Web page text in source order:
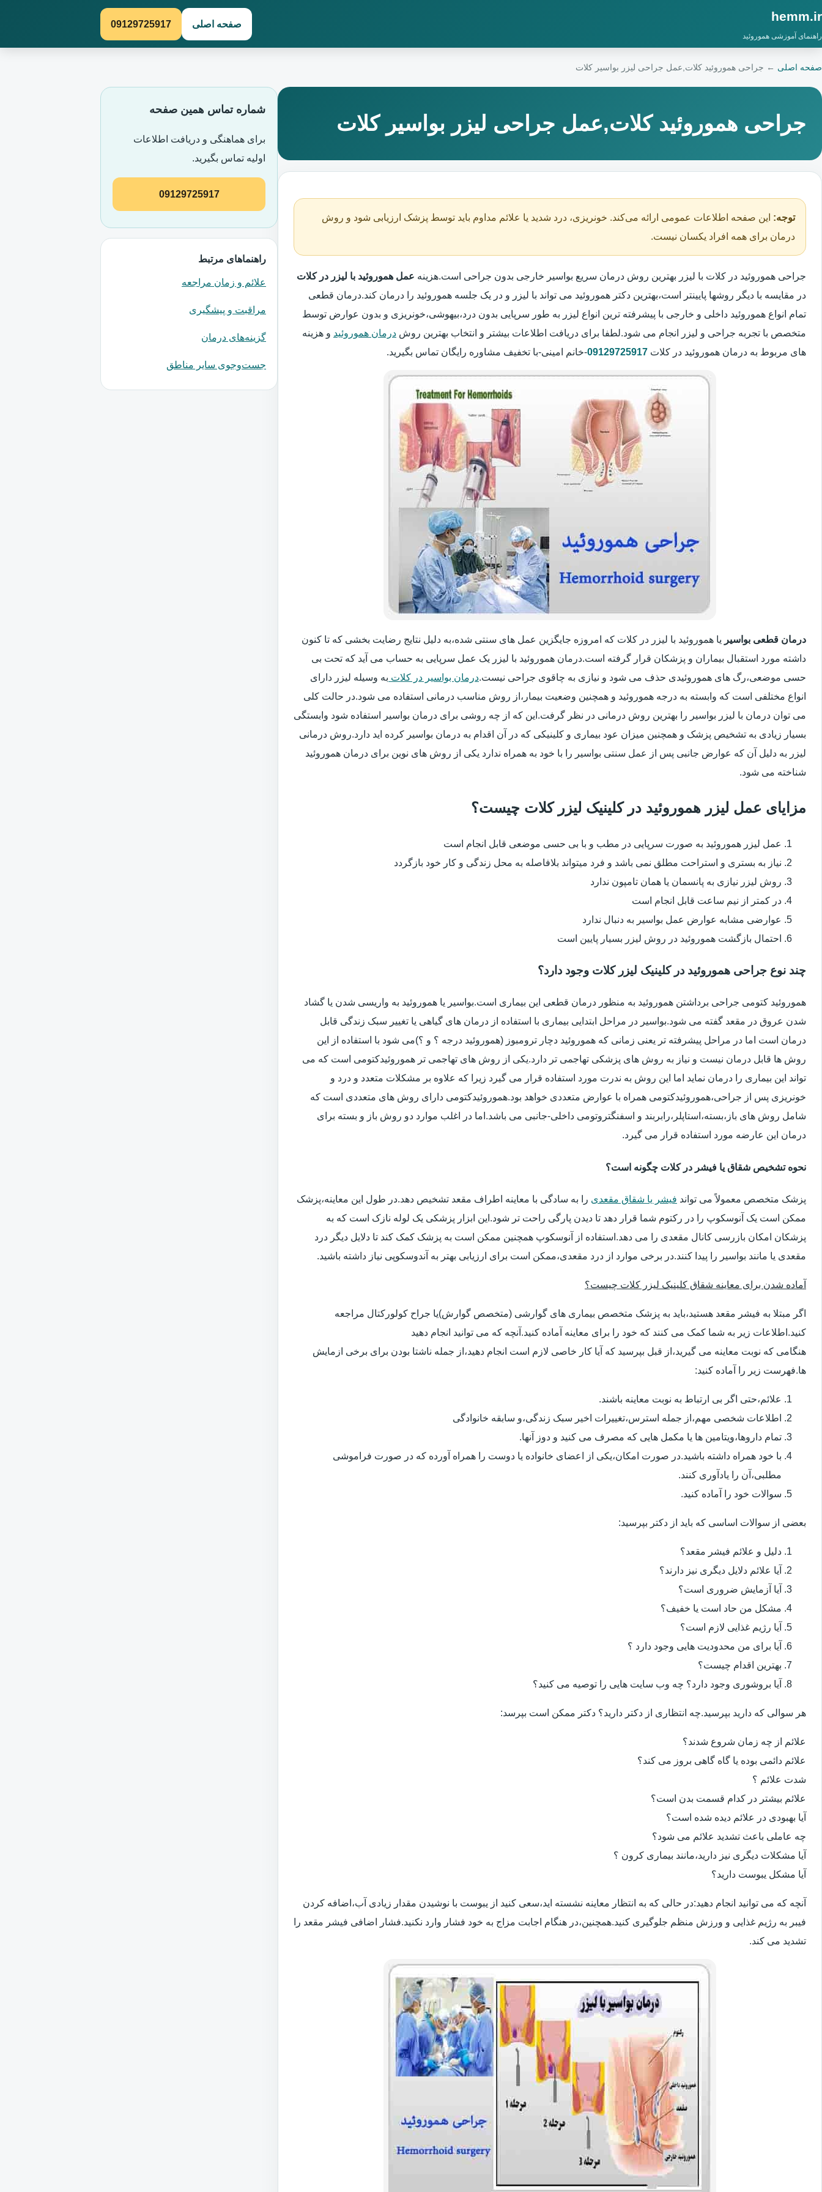
hemm.ir
راهنمای آموزشی هموروئید
صفحه اصلی 09129725917
صفحه اصلی ← جراحی هموروئید کلات,عمل جراحی لیزر بواسیر کلات
جراحی هموروئید کلات,عمل جراحی لیزر بواسیر کلات
توجه: این صفحه اطلاعات عمومی ارائه می‌کند. خونریزی، درد شدید یا علائم مداوم باید توسط پزشک ارزیابی شود و روش
درمان برای همه افراد یکسان نیست.
جراحی هموروئید در کلات با لیزر بهترین روش درمان سریع بواسیر خارجی بدون جراحی است.هزینه عمل هموروئید با لیزر در کلات
در مقایسه با دیگر روشها پایینتر است،بهترین دکتر هموروئید می تواند با لیزر و در یک جلسه هموروئید را درمان کند.درمان قطعی
تمام انواع هموروئید داخلی و خارجی با پیشرفته ترین انواع لیزر به طور سرپایی بدون درد،بیهوشی،خونریزی و بدون عوارض توسط
متخصص با تجربه جراحی و لیزر انجام می شود.لطفا برای دریافت اطلاعات بیشتر و انتخاب بهترین روش درمان هموروئید و هزینه
های مربوط به درمان هموروئید در کلات 09129725917-خانم امینی-با تخفیف مشاوره رایگان تماس بگیرید.
درمان قطعی بواسیر یا هموروئید با لیزر در کلات که امروزه جایگزین عمل های سنتی شده،به دلیل نتایج رضایت بخشی که تا کنون
داشته مورد استقبال بیماران و پزشکان قرار گرفته است.درمان هموروئید با لیزر یک عمل سرپایی به حساب می آید که تحت بی
حسی موضعی،رگ های هموروئیدی حذف می شود و نیازی به چاقوی جراحی نیست.درمان بواسیر در کلات به وسیله لیزر دارای
انواع مختلفی است که وابسته به درجه هموروئید و همچنین وضعیت بیمار،از روش مناسب درمانی استفاده می شود.در حالت کلی
می توان درمان با لیزر بواسیر را بهترین روش درمانی در نظر گرفت.این که از چه روشی برای درمان بواسیر استفاده شود وابستگی
بسیار زیادی به تشخیص پزشک و همچنین میزان عود بیماری و کلینیکی که در آن اقدام به درمان بواسیر کرده اید دارد.روش درمانی
لیزر به دلیل آن که عوارض جانبی پس از عمل سنتی بواسیر را با خود به همراه ندارد یکی از روش های نوین برای درمان هموروئید
شناخته می شود.
مزایای عمل لیزر هموروئید در کلینیک لیزر کلات چیست؟
عمل لیزر هموروئید به صورت سرپایی در مطب و با بی حسی موضعی قابل انجام است
نیاز به بستری و استراحت مطلق نمی باشد و فرد میتواند بلافاصله به محل زندگی و کار خود بازگردد
روش لیزر نیازی به پانسمان یا همان تامپون ندارد
در کمتر از نیم ساعت قابل انجام است
عوارضی مشابه عوارض عمل بواسیر به دنبال ندارد
احتمال بازگشت هموروئید در روش لیزر بسیار پایین است
چند نوع جراحی هموروئید در کلینیک لیزر کلات وجود دارد؟
هموروئید کتومی جراحی برداشتن هموروئید به منظور درمان قطعی این بیماری است.بواسیر یا هموروئید به واریسی شدن یا گشاد
شدن عروق در مقعد گفته می شود.بواسیر در مراحل ابتدایی بیماری با استفاده از درمان های گیاهی یا تغییر سبک زندگی قابل
درمان است اما در مراحل پیشرفته تر یعنی زمانی که هموروئید دچار ترومبوز (هموروئید درجه ؟ و ؟)می شود با استفاده از این
روش ها قابل درمان نیست و نیاز به روش های پزشکی تهاجمی تر دارد.یکی از روش های تهاجمی تر هموروئیدکتومی است که می
تواند این بیماری را درمان نماید اما این روش به ندرت مورد استفاده قرار می گیرد زیرا که علاوه بر مشکلات متعدد و درد و
خونریزی پس از جراحی،هموروئیدکتومی همراه با عوارض متعددی خواهد بود.هموروئیدکتومی دارای روش های متعددی است که
شامل روش های باز،بسته،استاپلر،رابربند و اسفنگتروتومی داخلی-جانبی می باشد.اما در اغلب موارد دو روش باز و بسته برای
درمان این عارضه مورد استفاده قرار می گیرد.
نحوه تشخیص شقاق یا فیشر در کلات چگونه است؟
پزشک متخصص معمولاً می تواند فیشر یا شقاق مقعدی را به سادگی با معاینه اطراف مقعد تشخیص دهد.در طول این معاینه،پزشک
ممکن است یک آنوسکوپ را در رکتوم شما قرار دهد تا دیدن پارگی راحت تر شود.این ابزار پزشکی یک لوله نازک است که به
پزشکان امکان بازرسی کانال مقعدی را می دهد.استفاده از آنوسکوپ همچنین ممکن است به پزشک کمک کند تا دلایل دیگر درد
مقعدی یا مانند بواسیر را پیدا کنند.در برخی موارد از درد مقعدی،ممکن است برای ارزیابی بهتر به آندوسکوپی نیاز داشته باشید.
آماده شدن برای معاینه شقاق کلینیک لیزر کلات چیست؟
اگر مبتلا به فیشر مقعد هستید،باید به پزشک متخصص بیماری های گوارشی (متخصص گوارش)یا جراح کولورکتال مراجعه
کنید.اطلاعات زیر به شما کمک می کنند که خود را برای معاینه آماده کنید.آنچه که می توانید انجام دهید
هنگامی که نوبت معاینه می گیرید،از قبل بپرسید که آیا کار خاصی لازم است انجام دهید،از جمله ناشتا بودن برای برخی ازمایش
ها.فهرست زیر را آماده کنید:
علائم،حتی اگر بی ارتباط به نوبت معاینه باشند.
اطلاعات شخصی مهم،از جمله استرس،تغییرات اخیر سبک زندگی،و سابقه خانوادگی
تمام داروها،ویتامین ها یا مکمل هایی که مصرف می کنید و دوز آنها.
با خود همراه داشته باشید.در صورت امکان،یکی از اعضای خانواده یا دوست را همراه آورده که در صورت فراموشی
مطلبی،آن را یادآوری کنند.
سوالات خود را آماده کنید.
بعضی از سوالات اساسی که باید از دکتر بپرسید:
دلیل و علائم فیشر مقعد؟
آیا علائم دلایل دیگری نیز دارند؟
آیا آزمایش ضروری است؟
مشکل من حاد است یا خفیف؟
آیا رژیم غذایی لازم است؟
آیا برای من محدودیت هایی وجود دارد ؟
بهترین اقدام چیست؟
آیا بروشوری وجود دارد؟ چه وب سایت هایی را توصیه می کنید؟
هر سوالی که دارید بپرسید.چه انتظاری از دکتر دارید؟ دکتر ممکن است بپرسد:
علائم از چه زمان شروع شدند؟
علائم دائمی بوده یا گاه گاهی بروز می کند؟
شدت علائم ؟
علائم بیشتر در کدام قسمت بدن است؟
آیا بهبودی در علائم دیده شده است؟
چه عاملی باعث تشدید علائم می شود؟
آیا مشکلات دیگری نیز دارید،مانند بیماری کرون ؟
آیا مشکل یبوست دارید؟
آنچه که می توانید انجام دهید:در حالی که به انتظار معاینه نشسته اید،سعی کنید از یبوست با نوشیدن مقدار زیادی آب،اضافه کردن
فیبر به رژیم غذایی و ورزش منظم جلوگیری کنید.همچنین،در هنگام اجابت مزاج به خود فشار وارد نکنید.فشار اضافی فیشر مقعد را
تشدید می کند.
شماره تماس همین صفحه
برای هماهنگی و دریافت اطلاعات
اولیه تماس بگیرید.
09129725917
راهنماهای مرتبط
علائم و زمان مراجعه
مراقبت و پیشگیری
گزینه‌های درمان
جست‌وجوی سایر مناطق